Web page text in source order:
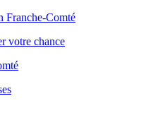
Franche-Comté
votre chance